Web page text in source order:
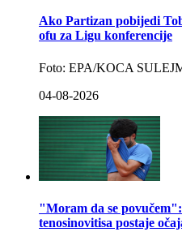
Ako Partizan pobijedi
ofu za Ligu konferencije
Foto: EPA/KOCA
04-08-2026
"Moram da se
tenosinovitisa postaje